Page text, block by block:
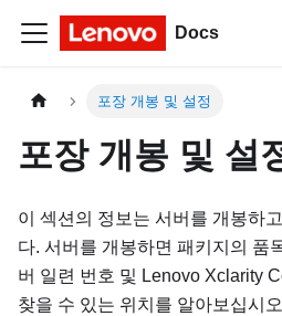
Docs
포장 개봉 및 설정
포장 개봉 및 설
이 섹션의 정보는 서버를 개봉하
다. 서버를 개봉하면 패키지의 품
버 일련 번호 및 Lenovo Xclarity
찾을 수 있는 위치를 알아보십시